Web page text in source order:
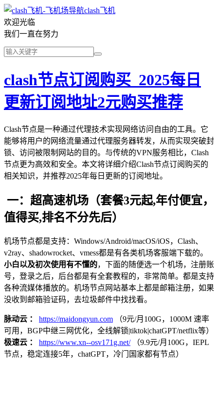
clash飞机
欢迎光临
我们一直在努力
clash节点订阅购买_2025每日
更新订阅地址2元购买推荐
Clash节点是一种通过代理技术实现网络访问自由的工具。它
能够将用户的网络流量通过代理服务器转发，从而实现突破封
锁、访问被限制网站的目的。与传统的VPN服务相比，Clash
节点更为高效和安全。本文将详细介绍Clash节点订阅购买的
相关知识，并推荐2025年每日更新的订阅地址。
一：超高速机场（套餐3元起,年付便宜，
值得买,排名不分先后）
机场节点都是支持：Windows/Android/macOS/iOS，Clash、
v2ray、shadowrocket、vmess都是有各类机场客服端下载的。
小白以及初次使用有不懂的，下面的随便选一个机场，注册账
号，登录之后，后台都是有全套教程的，非常简单。都是支持
各种流媒体播放的。机场节点网站基本上都是邮箱注册，如果
没收到邮箱验证码，去垃圾邮件中找找看。
脉动云 ： https://maidongyun.com （9元/月100G，1000M 速率
可用，BGP中继三网优化，全线解锁|tiktok|chatGPT/netflix等）
极速云 ：
https://www.xn--osv171g.net/（9.9元/月100G，IEPL
节点，稳定连接5年，chatGPT，冷门国家都有节点）